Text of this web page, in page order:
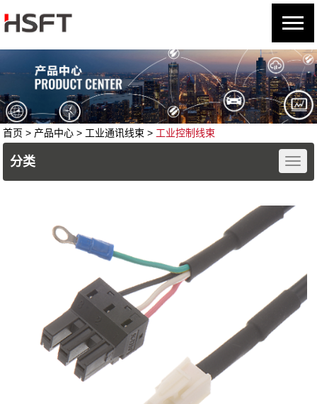
首页 > 产品中心 > 工业通讯线束 > 工业控制线束
分类